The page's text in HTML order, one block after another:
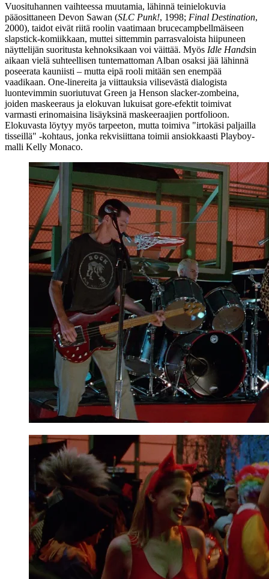
Vuosituhannen vaihteessa muutamia, lähinnä teinielokuvia
pääosittaneen Devon Sawan (SLC Punk!, 1998; Final Destination,
2000), taidot eivät riitä roolin vaatimaan brucecampbellmäiseen
slapstick-komiikkaan, muttei sittemmin parrasvaloista hiipuneen
näyttelijän suoritusta kehnoksikaan voi väittää. Myös Idle Handsin
aikaan vielä suhteellisen tuntemattoman Alban osaksi jää lähinnä
poseerata kauniisti – mutta eipä rooli mitään sen enempää
vaadikaan. One‑linereita ja viittauksia vilisevästä dialogista
luontevimmin suoriutuvat Green ja Henson slacker-zombeina,
joiden maskeeraus ja elokuvan lukuisat gore-efektit toimivat
varmasti erinomaisina lisäyksinä maskeeraajien portfolioon.
Elokuvasta löytyy myös tarpeeton, mutta toimiva "irtokäsi paljailla
tisseillä" ‑kohtaus, jonka rekvisiittana toimii ansiokkaasti Playboy-
malli Kelly Monaco.